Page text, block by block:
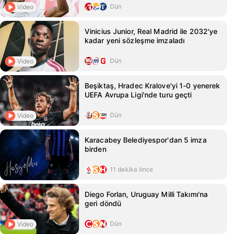
Video Dün
Video
Vinicius Junior, Real Madrid ile 2032'ye
kadar yeni sözleşme imzaladı
Dün
Video
Beşiktaş, Hradec Kralove'yi 1-0 yenerek
UEFA Avrupa Ligi'nde turu geçti
Dün
Karacabey Belediyespor'dan 5 imza
birden
11 dakika önce
Video
Diego Forlan, Uruguay Milli Takımı'na
geri döndü
Dün